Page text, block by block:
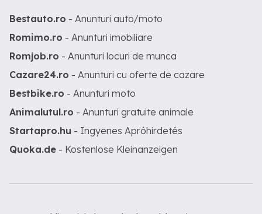
Bestauto.ro - Anunturi auto/moto
Romimo.ro - Anunturi imobiliare
Romjob.ro - Anunturi locuri de munca
Cazare24.ro - Anunturi cu oferte de cazare
Bestbike.ro - Anunturi moto
Animalutul.ro - Anunturi gratuite animale
Startapro.hu - Ingyenes Apróhirdetés
Quoka.de - Kostenlose Kleinanzeigen